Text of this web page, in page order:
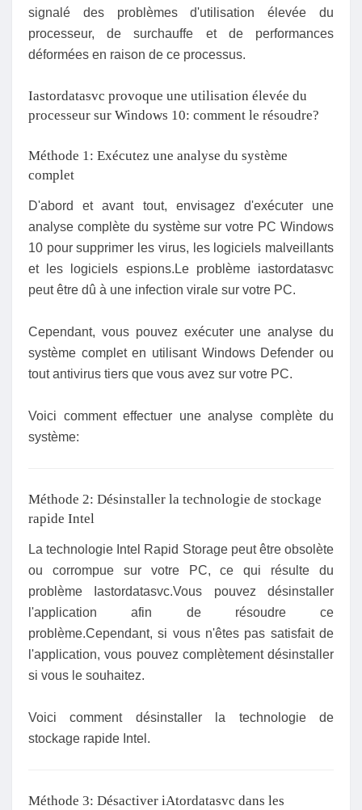
signalé des problèmes d'utilisation élevée du
processeur, de surchauffe et de performances
déformées en raison de ce processus.
Iastordatasvc provoque une utilisation élevée du
processeur sur Windows 10: comment le résoudre?
Méthode 1: Exécutez une analyse du système
complet
D'abord et avant tout, envisagez d'exécuter une
analyse complète du système sur votre PC Windows
10 pour supprimer les virus, les logiciels malveillants
et les logiciels espions.Le problème iastordatasvc
peut être dû à une infection virale sur votre PC.
Cependant, vous pouvez exécuter une analyse du
système complet en utilisant Windows Defender ou
tout antivirus tiers que vous avez sur votre PC.
Voici comment effectuer une analyse complète du
système:
Méthode 2: Désinstaller la technologie de stockage
rapide Intel
La technologie Intel Rapid Storage peut être obsolète
ou corrompue sur votre PC, ce qui résulte du
problème Iastordatasvc.Vous pouvez désinstaller
l'application afin de résoudre ce
problème.Cependant, si vous n'êtes pas satisfait de
l'application, vous pouvez complètement désinstaller
si vous le souhaitez.
Voici comment désinstaller la technologie de
stockage rapide Intel.
Méthode 3: Désactiver iAtordatasvc dans les